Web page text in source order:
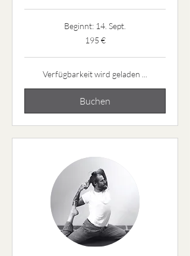
Beginnt: 14. Sept.
195 €
Verfügbarkeit wird geladen ...
Buchen